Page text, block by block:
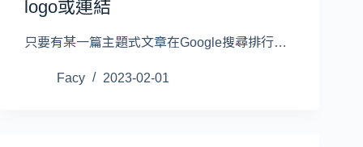
logo或連結
只要有某一篇主題式文章在Google搜尋排行…
Facy 2023-02-01